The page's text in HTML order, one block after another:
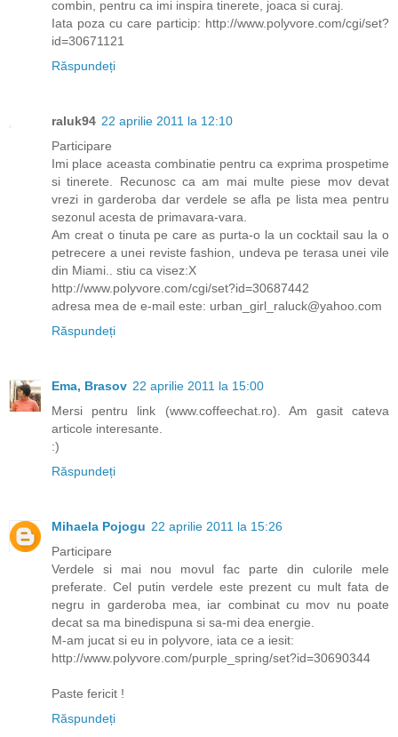
combin, pentru ca imi inspira tinerete, joaca si curaj.
Iata poza cu care particip: http://www.polyvore.com/cgi/set?
id=30671121
Răspundeți
raluk94 22 aprilie 2011 la 12:10
Participare
Imi place aceasta combinatie pentru ca exprima prospetime
si tinerete. Recunosc ca am mai multe piese mov devat
vrezi in garderoba dar verdele se afla pe lista mea pentru
sezonul acesta de primavara-vara.
Am creat o tinuta pe care as purta-o la un cocktail sau la o
petrecere a unei reviste fashion, undeva pe terasa unei vile
din Miami.. stiu ca visez:X
http://www.polyvore.com/cgi/set?id=30687442
adresa mea de e-mail este: urban_girl_raluck@yahoo.com
Răspundeți
Ema, Brasov 22 aprilie 2011 la 15:00
Mersi pentru link (www.coffeechat.ro). Am gasit cateva
articole interesante.
:)
Răspundeți
Mihaela Pojogu 22 aprilie 2011 la 15:26
Participare
Verdele si mai nou movul fac parte din culorile mele
preferate. Cel putin verdele este prezent cu mult fata de
negru in garderoba mea, iar combinat cu mov nu poate
decat sa ma binedispuna si sa-mi dea energie.
M-am jucat si eu in polyvore, iata ce a iesit:
http://www.polyvore.com/purple_spring/set?id=30690344
Paste fericit !
Răspundeți